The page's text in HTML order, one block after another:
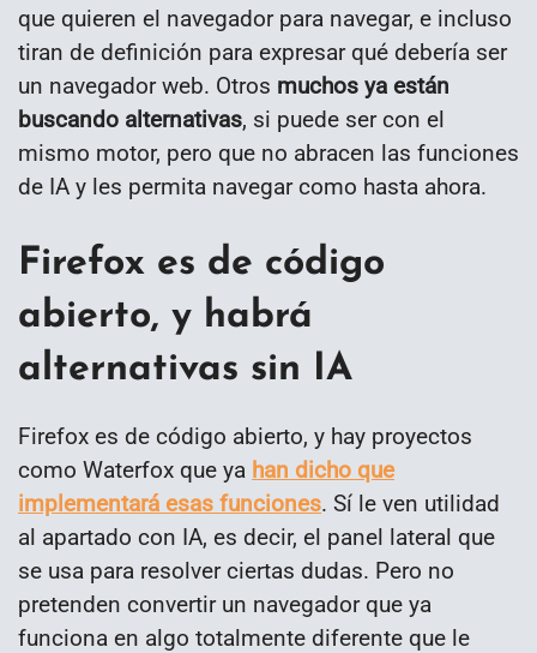
que quieren el navegador para navegar, e incluso
tiran de definición para expresar qué debería ser
un navegador web. Otros muchos ya están
buscando alternativas, si puede ser con el
mismo motor, pero que no abracen las funciones
de IA y les permita navegar como hasta ahora.
Firefox es de código
abierto, y habrá
alternativas sin IA
Firefox es de código abierto, y hay proyectos
como Waterfox que ya han dicho que
implementará esas funciones. Sí le ven utilidad
al apartado con IA, es decir, el panel lateral que
se usa para resolver ciertas dudas. Pero no
pretenden convertir un navegador que ya
funciona en algo totalmente diferente que le